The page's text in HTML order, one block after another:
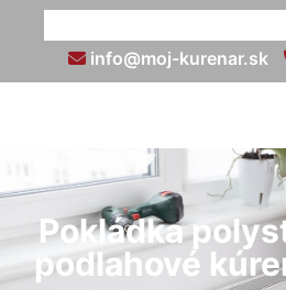
info@moj-kurenar.sk
Pokládka
podlahové